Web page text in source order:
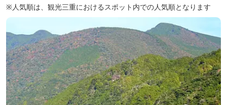
※人気順は、観光三重におけるスポット内での人気順となります